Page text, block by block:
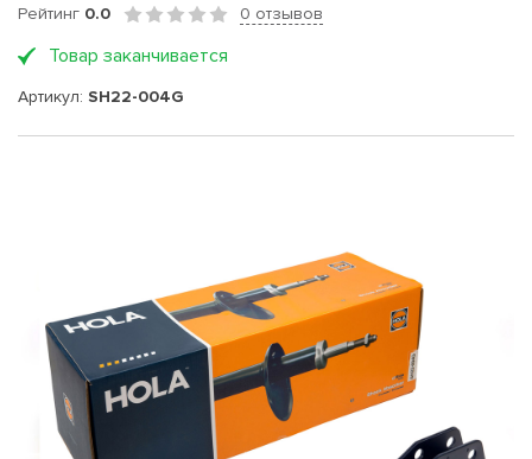
Рейтинг 0.0 0 отзывов
Товар заканчивается
Артикул: SH22-004G